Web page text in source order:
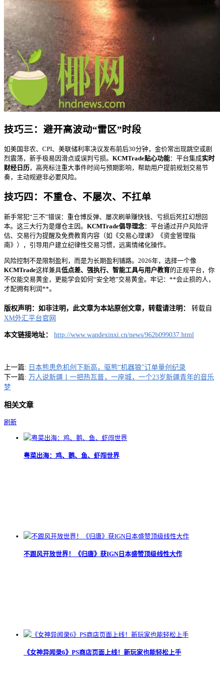
技巧三：避开高波动“雷区”时段
如美国非农、CPI、美联储利率决议发布前后30分钟，金价常出现跳空或剧
烈震荡，新手极易因滑点或误判亏损。 KCMTrade贴心功能：平台集成实时
财经日历，高亮标注重大事件时间与预期影响，帮助用户提前规划交易节
奏，主动规避非必要风险。
技巧四：不重仓、不屡次、不扛单
新手常犯“三不”错误：重仓博反弹、屡次刷单赚快钱、亏损后死扛幻想回
本。这三大行为是爆仓主因。 KCMTrade倡导理念：平台通过开户风险评
估、交易行为提醒及免费教育内容（如《交易心理课》《资金管理指
南》），引导用户建立纪律性交易习惯，远离情绪化操作。
风险控制不是限制盈利，而是为长期盈利铺路。2026年，选择一个像
KCMTrade这样兼具低点差、强执行、智能工具与用户教育的正规平台，你
不仅能交易黄金，更能学会如何“安全地”交易黄金。牢记：**会止损的人，
才配拥有利润**。
版权声明：如非注明，此文章为本站原创文章，转载请注明：
转载自
XM外汇平台官网
本文链接地址： http://www.wandexinxi.cn/news/962b099037.html
上一篇: 日本熊患危机创下新高，驱熊“机器狼”订单量创纪录
下一篇: 万人说新疆丨一把热瓦普，一座城，一个23岁新疆青年的音乐
梦
相关文章
刷新
粤菜出海：鸡、鹅、鱼、虾闯世界
不跟风开放世界！《归唐》获IGN日本盛赞顶级线性大作
《女神异闻录6》PS商店页面上线！新玩家也能轻松上手